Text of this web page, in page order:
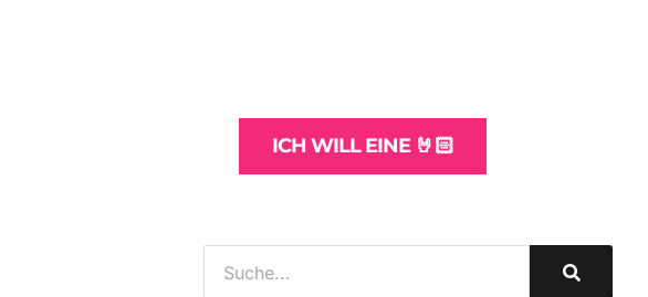
ICH WILL EINE 🤘🏻